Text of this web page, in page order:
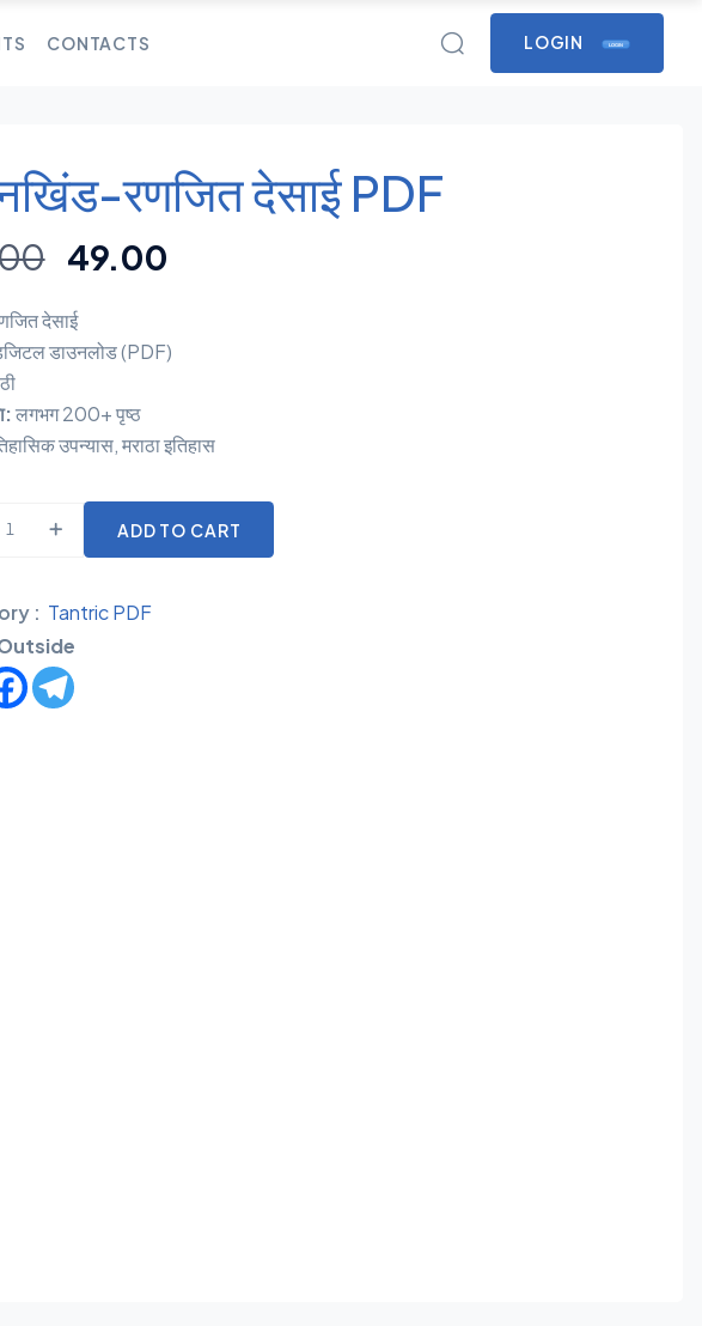
CONTACTS LOGIN LOGIN
रणजित देसाई PDF
49.00
देसाई
डाउनलोड (PDF)
लगभग 200+ पृष्ठ
उपन्यास, मराठा इतिहास
ADD TO CART
: Tantric PDF